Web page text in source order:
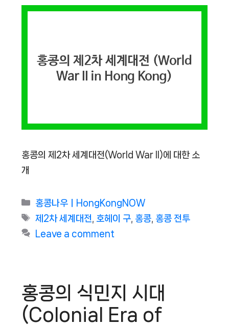
홍콩의 제2차 세계대전(World War II)에 대한 소
개
Categories
홍콩나우ㅣHongKongNOW
Tags
제2차 세계대전 호헤이 구 홍콩 홍콩 전투
Leave a comment
홍콩의 식민지 시대
(Colonial Era of